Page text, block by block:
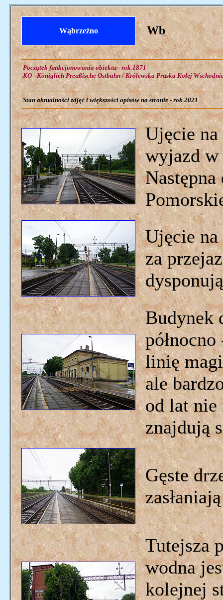
Wąbrzeźno Wb
Początek funkcjonowania obiektu - rok 1871
KO - Königlich Preußische Ostbahn / Królewska Pruska Kolej
Stan aktualności zdjęć i większości opisów na stronie - rok 2021
Ujęcie na
wyjazd w
Następna
Ujęcie na
za
Budynek
linię
ale
od lat nie
znajdują
Gęste
Tutejsza
wodna
kolejnej